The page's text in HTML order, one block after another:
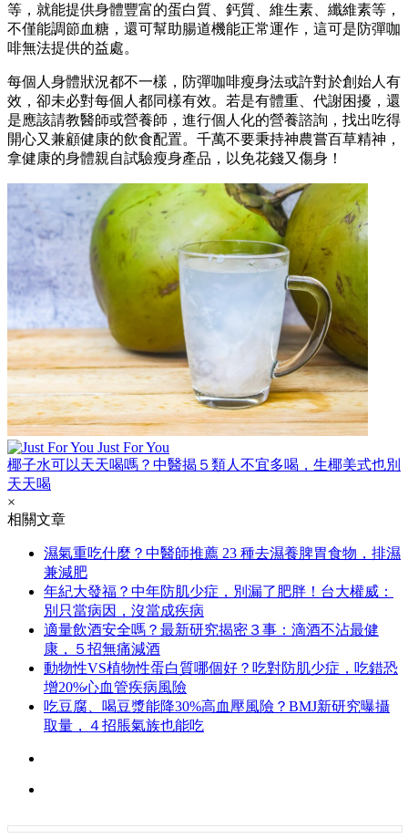
等，就能提供身體豐富的蛋白質、鈣質、維生素、纖維素等，
不僅能調節血糖，還可幫助腸道機能正常運作，這可是防彈咖
啡無法提供的益處。
每個人身體狀況都不一樣，防彈咖啡瘦身法或許對於創始人有
效，卻未必對每個人都同樣有效。若是有體重、代謝困擾，還
是應該請教醫師或營養師，進行個人化的營養諮詢，找出吃得
開心又兼顧健康的飲食配置。千萬不要秉持神農嘗百草精神，
拿健康的身體親自試驗瘦身產品，以免花錢又傷身！
Just For You
椰子水可以天天喝嗎？中醫揭５類人不宜多喝，生椰美式也別
天天喝
×
相關文章
濕氣重吃什麼？中醫師推薦 23 種去濕養脾胃食物，排濕
兼減肥
年紀大發福？中年防肌少症，別漏了肥胖！台大權威：
別只當病因，沒當成疾病
適量飲酒安全嗎？最新研究揭密３事：滴酒不沾最健
康，５招無痛減酒
動物性VS植物性蛋白質哪個好？吃對防肌少症，吃錯恐
增20%心血管疾病風險
吃豆腐、喝豆漿能降30%高血壓風險？BMJ新研究曝攝
取量，４招脹氣族也能吃